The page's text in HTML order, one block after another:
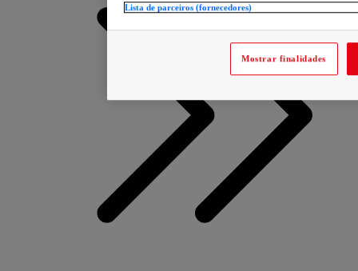
Lista de parceiros (fornecedores)
Mostrar finalidades